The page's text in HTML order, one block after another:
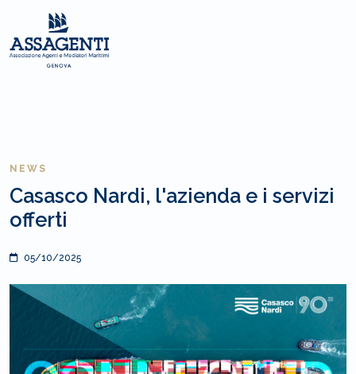
NEWS
Casasco Nardi, l'azienda e i servizi
offerti
05/10/2025